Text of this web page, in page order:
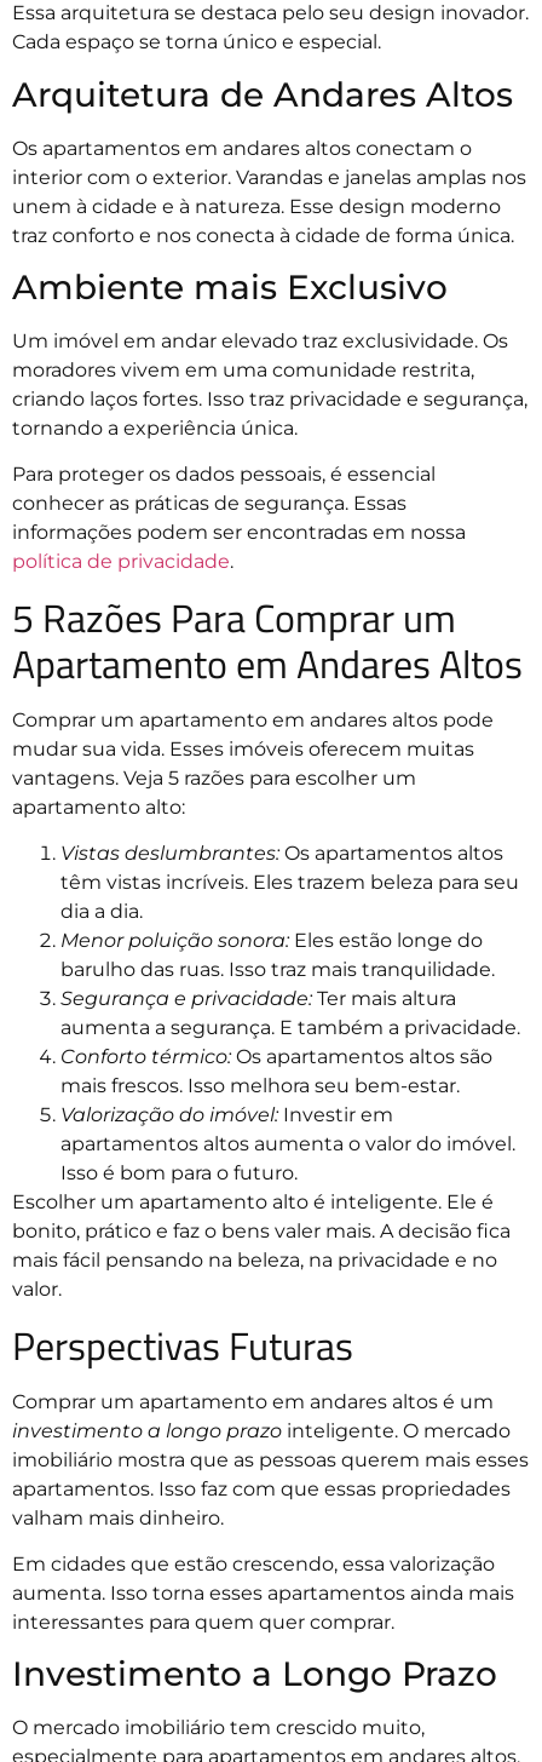
Essa arquitetura se destaca pelo seu design inovador.
Cada espaço se torna único e especial.
Arquitetura de Andares Altos
Os apartamentos em andares altos conectam o
interior com o exterior. Varandas e janelas amplas nos
unem à cidade e à natureza. Esse design moderno
traz conforto e nos conecta à cidade de forma única.
Ambiente mais Exclusivo
Um imóvel em andar elevado traz exclusividade. Os
moradores vivem em uma comunidade restrita,
criando laços fortes. Isso traz privacidade e segurança,
tornando a experiência única.
Para proteger os dados pessoais, é essencial
conhecer as práticas de segurança. Essas
informações podem ser encontradas em nossa
política de privacidade.
5 Razões Para Comprar um
Apartamento em Andares Altos
Comprar um apartamento em andares altos pode
mudar sua vida. Esses imóveis oferecem muitas
vantagens. Veja 5 razões para escolher um
apartamento alto:
Vistas deslumbrantes:Os apartamentos altos
têm vistas incríveis. Eles trazem beleza para seu
dia a dia.
Menor poluição sonora:Eles estão longe do
barulho das ruas. Isso traz mais tranquilidade.
Segurança e privacidade:Ter mais altura
aumenta a segurança. E também a privacidade.
Conforto térmico:Os apartamentos altos são
mais frescos. Isso melhora seu bem-estar.
Valorização do imóvel:Investir em
apartamentos altos aumenta o valor do imóvel.
Isso é bom para o futuro.
Escolher um apartamento alto é inteligente. Ele é
bonito, prático e faz o bens valer mais. A decisão fica
mais fácil pensando na beleza, na privacidade e no
valor.
Perspectivas Futuras
Comprar um apartamento em andares altos é um
investimento a longo prazo inteligente. O mercado
imobiliário mostra que as pessoas querem mais esses
apartamentos. Isso faz com que essas propriedades
valham mais dinheiro.
Em cidades que estão crescendo, essa valorização
aumenta. Isso torna esses apartamentos ainda mais
interessantes para quem quer comprar.
Investimento a Longo Prazo
O mercado imobiliário tem crescido muito,
especialmente para apartamentos em andares altos.